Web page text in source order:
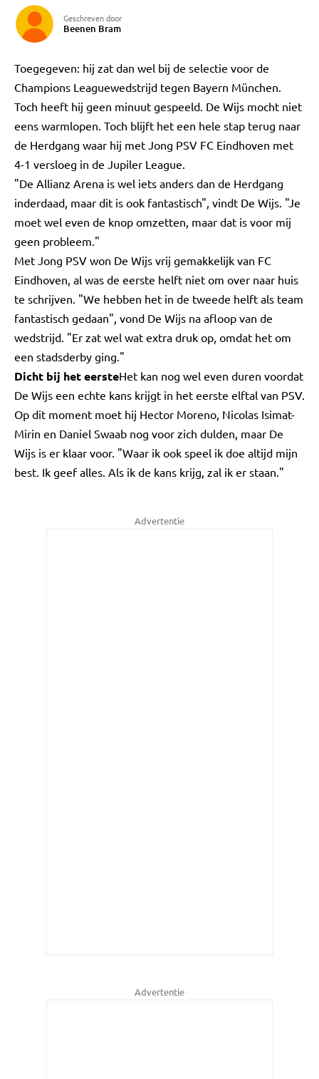
Geschreven door
Beenen Bram
Toegegeven: hij zat dan wel bij de selectie voor de
Champions Leaguewedstrijd tegen Bayern München.
Toch heeft hij geen minuut gespeeld. De Wijs mocht niet
eens warmlopen. Toch blijft het een hele stap terug naar
de Herdgang waar hij met Jong PSV FC Eindhoven met
4-1 versloeg in de Jupiler League.
"De Allianz Arena is wel iets anders dan de Herdgang
inderdaad, maar dit is ook fantastisch", vindt De Wijs. "Je
moet wel even de knop omzetten, maar dat is voor mij
geen probleem."
Met Jong PSV won De Wijs vrij gemakkelijk van FC
Eindhoven, al was de eerste helft niet om over naar huis
te schrijven. "We hebben het in de tweede helft als team
fantastisch gedaan", vond De Wijs na afloop van de
wedstrijd. "Er zat wel wat extra druk op, omdat het om
een stadsderby ging."
Dicht bij het eersteHet kan nog wel even duren voordat
De Wijs een echte kans krijgt in het eerste elftal van PSV.
Op dit moment moet hij Hector Moreno, Nicolas Isimat-
Mirin en Daniel Swaab nog voor zich dulden, maar De
Wijs is er klaar voor. "Waar ik ook speel ik doe altijd mijn
best. Ik geef alles. Als ik de kans krijg, zal ik er staan."
Advertentie
Advertentie